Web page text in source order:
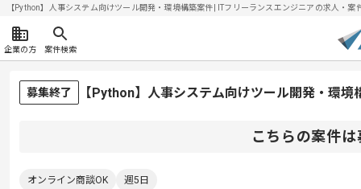
【Python】人事システム向けツール開発・環境構築案件| ITフリーランスエンジニアの求人・
企業の方 案件検索
募集終了 【Python】人事システム向けツール開発・環
こちらの案件
オンライン商談OK 週5日